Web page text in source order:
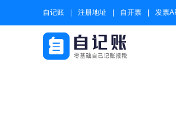
自记账 注册地址 自开票 发票